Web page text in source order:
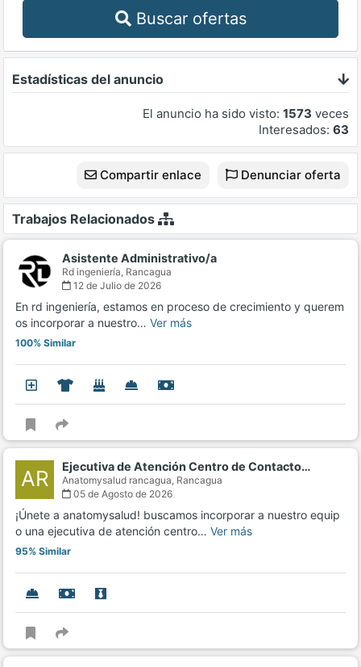
Buscar ofertas
Estadísticas del anuncio
El anuncio ha sido visto: 1573 veces
Interesados: 63
Compartir enlace Denunciar oferta
Trabajos Relacionados
Asistente Administrativo/a
Rd ingeniería, Rancagua
12 de Julio de 2026
En rd ingeniería, estamos en proceso de crecimiento y querem
os incorporar a nuestro… Ver más
100% Similar
AR Ejecutiva de Atención Centro de Contacto…
Anatomysalud rancagua, Rancagua
05 de Agosto de 2026
¡Únete a anatomysalud! buscamos incorporar a nuestro equip
o una ejecutiva de atención centro… Ver más
95% Similar